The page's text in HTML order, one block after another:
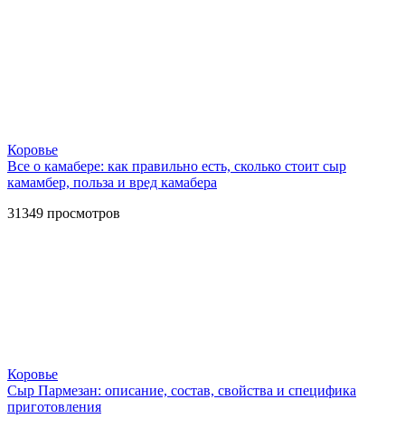
Коровье
Все о камабере: как правильно есть, сколько стоит сыр
камамбер, польза и вред камабера
31349 просмотров
Коровье
Сыр Пармезан: описание, состав, свойства и специфика
приготовления